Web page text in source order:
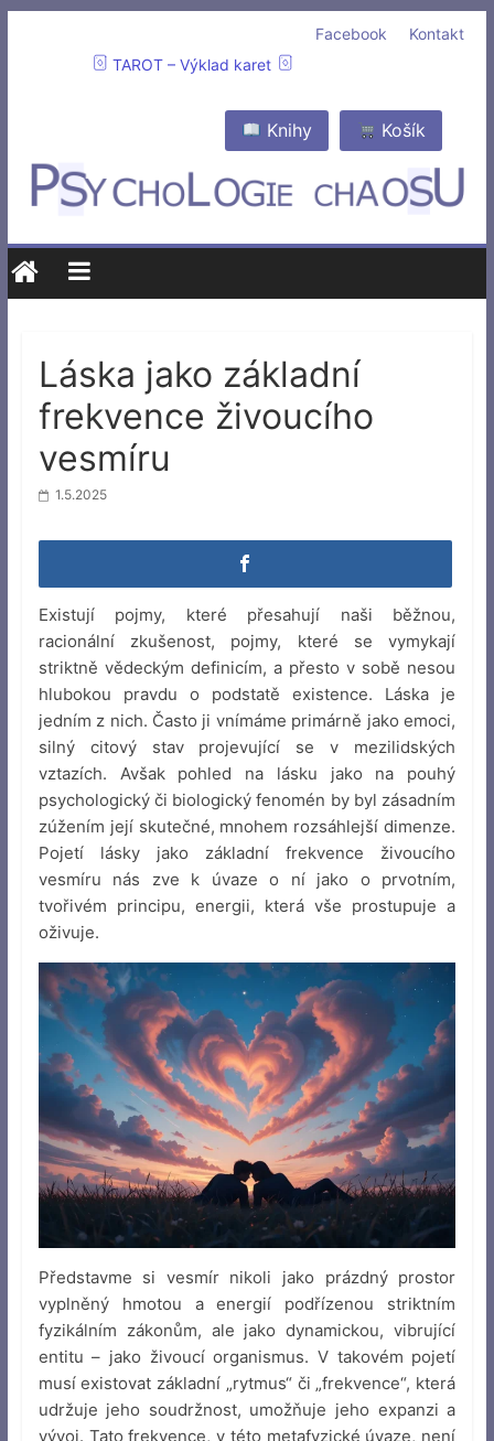
Kontakt
Facebook
TAROT – Výklad karet
Košík
Knihy
Láska jako základní
frekvence živoucího
vesmíru
1.5.2025
Existují pojmy, které přesahují naši běžnou,
racionální zkušenost, pojmy, které se vymykají
striktně vědeckým definicím, a přesto v sobě nesou
hlubokou pravdu o podstatě existence. Láska je
jedním z nich. Často ji vnímáme primárně jako emoci,
silný citový stav projevující se v mezilidských
vztazích. Avšak pohled na lásku jako na pouhý
psychologický či biologický fenomén by byl zásadním
zúžením její skutečné, mnohem rozsáhlejší dimenze.
Pojetí lásky jako základní frekvence živoucího
vesmíru nás zve k úvaze o ní jako o prvotním,
tvořivém principu, energii, která vše prostupuje a
oživuje.
Představme si vesmír nikoli jako prázdný prostor
vyplněný hmotou a energií podřízenou striktním
fyzikálním zákonům, ale jako dynamickou, vibrující
entitu – jako živoucí organismus. V takovém pojetí
musí existovat základní „rytmus“ či „frekvence“, která
udržuje jeho soudržnost, umožňuje jeho expanzi a
vývoj. Tato frekvence, v této metafyzické úvaze, není